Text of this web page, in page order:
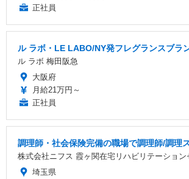
正社員
ル ラボ・LE LABO/NY発フレグランスブラ
ル ラボ 梅田阪急
大阪府
月給21万円～
正社員
調理師・社会保険完備の職場で調理師/調理
株式会社ニフス 霞ヶ関在宅リハビリテーショ
埼玉県